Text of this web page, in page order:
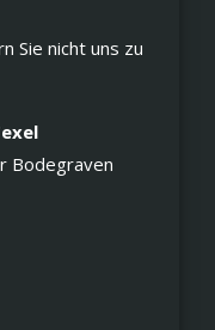
Sie nicht uns zu
Bodegraven